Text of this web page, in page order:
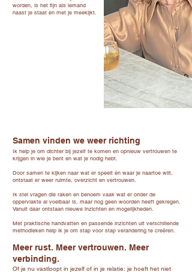
worden, is het fijn als iemand
naast je staat en met je meekijkt.
Samen vinden we weer richting​
Ik help je om dichter bij jezelf te komen en opnieuw vertrouwen te
krijgen in wie je bent en wat je nodig hebt.
Door samen te kijken naar wat er speelt én waar je naartoe wilt,
ontstaat er weer ruimte, overzicht en vertrouwen.
Ik stel vragen die raken en benoem vaak wat er onder de
oppervlakte al voelbaar is, maar nog geen woorden heeft gekregen.
Vanuit daar ontstaan nieuwe inzichten en mogelijkheden.
Met praktische handvatten en passende inzichten uit verschillende
methodieken help ik je om stap voor stap verandering te creëren.
Meer rust. Meer vertrouwen. Meer
verbinding.
Of je nu vastloopt in jezelf of in je relatie: je hoeft het niet